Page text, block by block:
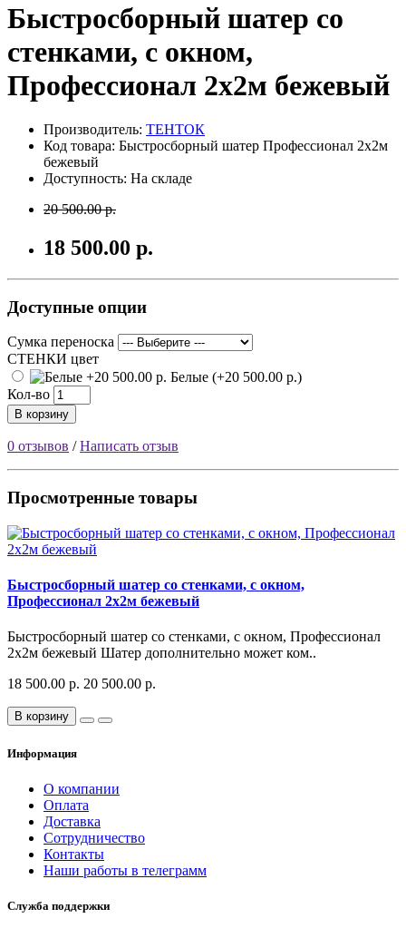
Быстросборный шатер со
стенками, с окном,
Профессионал 2х2м бежевый
Производитель: ТЕНТОК
Код товара: Быстросборный шатер Профессионал 2х2м
бежевый
Доступность: На складе
20 500.00 р.
18 500.00 р.
Доступные опции
Сумка переноска
СТЕНКИ цвет
Белые (+20 500.00 р.)
Кол-во
В корзину
0 отзывов /Написать отзыв
Просмотренные товары
Быстросборный шатер со стенками, с окном,
Профессионал 2х2м бежевый
Быстросборный шатер со стенками, с окном, Профессионал
2х2м бежевый Шатер дополнительно может ком..
18 500.00 р. 20 500.00 р.
В корзину
Информация
О компании
Оплата
Доставка
Сотрудничество
Контакты
Наши работы в телеграмм
Служба поддержки